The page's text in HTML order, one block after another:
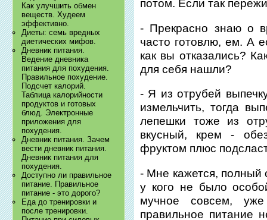
Как улучшить обмен
веществ. Худеем
эффективно.
Диеты: семь вредных
диетических мифов.
Дневник питания.
Ведение дневника
питания для похудения.
Правильное похудение.
Подсчет калорий.
Таблица калорийности
продуктов и готовых
блюд. Электронные
приложения для
похудения.
Дневник питания. Зачем
вести дневник питания.
Дневник питания для
похудения.
Доступно ли правильное
питание. Правильное
питание - это дорого?
Еда до тренировки и
после тренировки.
потом. Если так
- Прекрасно знаю о
часто готовлю, ем. А
как вы отказались?
для себя нашли?
- Я из отрубей
измельчить, тогда
лепешки тоже из
вкусный, крем -
фруктом плюс
- Мне кажется, полный
у кого не было
мучное совсем,
правильное питание